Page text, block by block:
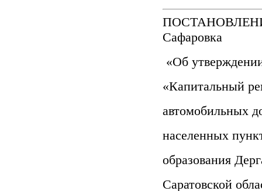
Сафаровка
«Об
«Капитальный
автомобильных
населенных
образования
Саратовской